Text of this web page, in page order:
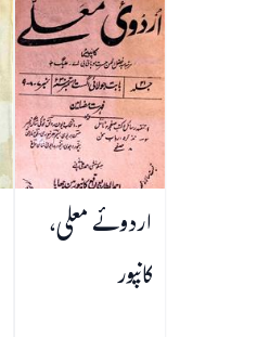
اردوئے معلی،
کانپور